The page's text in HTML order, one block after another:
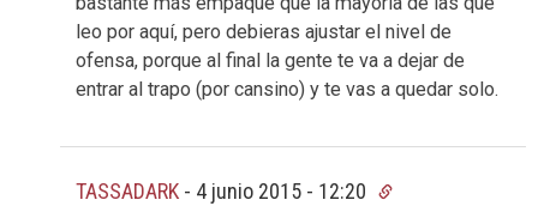
leo por aquí, pero debieras ajustar el nivel de
ofensa, porque al final la gente te va a dejar de
entrar al trapo (por cansino) y te vas a quedar solo.
TASSADARK - 4 junio 2015 - 12:20